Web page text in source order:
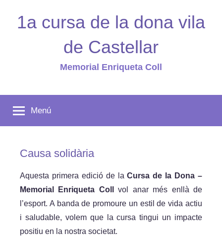
1a cursa de la dona vila
de Castellar
Memorial Enriqueta Coll
Menú
Causa solidària
Aquesta primera edició de laCursa de la Dona –
Memorial Enriqueta Coll
vol anar més enllà de
l’esport. A banda de promoure un estil de vida actiu
i saludable, volem que la cursa tingui un impacte
positiu en la nostra societat.